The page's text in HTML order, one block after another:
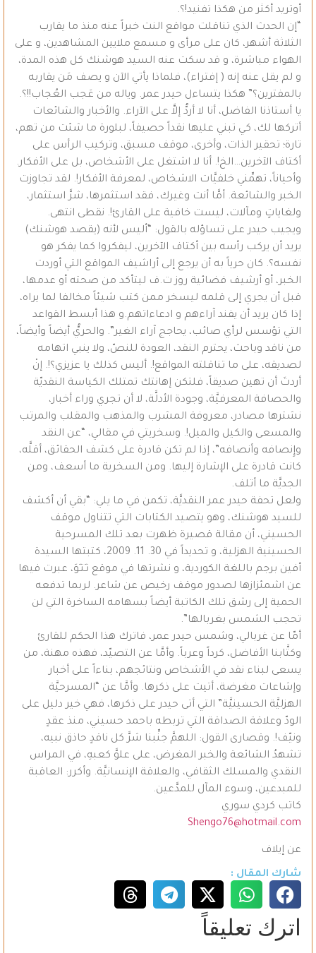
أوتريد أكثر من هكذا تفنيد!؟.
“إن الحدث الذي تناقلت مواقع النت خبراً عنه منذ ما يقارب
الثلاثة أشهر، كان على مرأى و مسمع ملايين المشاهدين، و على
الهواء مباشرة، و قد سكت عنه السيد هوشنك كل هذه المدة،
و لم يقل عنه إنه ( إفتراء)، فلماذا يأتي الآن و يصف مَن يقاربه
بالمفترين؟” هكذا يتساءل حيدر عمر. وياله من عَجب العُجاب!!؟.
يا أستاذنا الفاضل، أنا لا أردُّ إلاَّ على الآراء. والأخبار والشائعات
أتركها لك، كي تبني عليها نقداً حصيفاً، لبلورة ما شئت من تهم،
تارة؛ تحقير الذات، وأخرى، موقف مسبق، وتركيب الرأس على
أكتاف الآخرين…الخ!. أنا لا اشتغل على الأشخاص، بل على الأفكار.
وأحياناً، تهمِّني خلفيَّات الاشخاص، لمعرفة الأفكار!. لقد تجاوزت
الخبر والشائعة. أمَّا أنت وغيرك، فقد استثمرها، شرَّ استثمار،
ولغاياتٍ ومآلات، ليست خافية على القارئ!. نقطى انتهى.
ويجيب حيدر على تساؤله بالقول: “أليس لأنه (يقصد هوشنك)
يريد أن يركب رأسه بين أكتاف الآخرين، ليفكروا كما يفكر هو
نفسه؟. كان حرياً به أن يرجع إلى أراشيف المواقع التي أوردت
الخبر، أو أرشيف فضائية روز ت.ف ليتأكد من صحته أو عدمها،
قبل أن يجري إلى قلمه ليسخر ممن كتب شيئاً مخالفا لما يراه،
إذا كان يريد أن يفند آراءهم و ادعاءاتهم.و هذا أبسط القواعد
التي تؤسس لرأي صائب، يحاجج آراء الغير”. والحريُّ أيضاً وأيضاً،
من ناقد وباحث، يحترم النقد، العودة للنصّ، ولا ينبي اتهامه
لصديقه، على ما تناقلته المواقع!. أليس كذلك يا عزيزي؟!. إنْ
أردتَ أن تهين صديقاً، فلتكن إهانتك تمتلك الكياسة النقديّة
والحصافة المعرفيَّة، وجودة الأدلَّة، لا أن تجري وراء أخبار،
نشترها مصادر، معروفة المشرب والمذهب والمقلب والمرتب
والمسعى والكيل والميل!. وسخريتي في مقالي، “عن النقد
وإِنصافه وأنصافه”، إذا لم تكن قادرة على كشف الحقائق، أقلَّه،
كانت قادرة على الإشارة إليها. ومن السخرية ما أسعف، ومن
الجديَّة ما أتلف.
ولعل تحفة حيدر عمر النقديَّة، تكمن في ما يلي: “بقي أن أكشف
للسيد هوشنك، وهو يتصيد الكتابات التي تتناول موقف
الحسيني، أن مقالة قصيرة ظهرت بعد تلك المسرحية
الحسينية الهزلية، و تحديداً في 30. 11. 2009، كتبتها السيدة
أفين برجم باللغة الكوردية، و نشرتها في موقع نـَتـَوَ، عبرت فيها
عن اشمئزازها لصدور موقف رخيص عن شاعر. لربما تدفعه
الحمية إلى رشق تلك الكاتبة أيضاً بسهامه الساخرة التي لن
تحجب الشمس بغربالها”.
أمّا عن غربالي، وشمس حيدر عمر، فاترك هذا الحكم للقارئ
وكتَّابنا الأفاضل، كرداً وعرباً. وأمَّا عن التصيّد، فهذه مهنة، من
يسعى لبناء نقد في الأشخاص ونتائجهم، بناءاً على أخبار
وإشاعات مغرضة، أتيت على ذكرها. وأمَّا عن “المسرحيَّة
الهزليَّة الحسينيَّة” التي أتى حيدر على ذكرها، فهي خير دليل على
الودّ وعلاقة الصداقة التي تربطه باحمد حسيني، منذ عقدٍ
ونيّف!. وقصارى القول: اللهمَّ جنِّبنا شرَّ كل ناقدٍ حاذق نبيه،
تشهدُ الشائعة والخبر المغرض، على علوَّ كعبهِ، في المراس
النقدي والمسلك الثقافي، والعلاقة الإنسانيَّة. وأكرر: العاقبة
للمبدعين، وسوء المآل للمدَّعين.
كاتب كردي سوري
Shengo76@hotmail.com
عن إيلاف
شارك المقال :
اترك تعليقاً